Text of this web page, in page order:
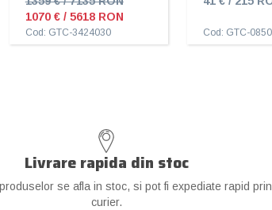
1070 € / 5618 RON
Cod: GTC-3424030 Cod: GTC-
Livrare rapida din stoc
se afla in stoc, si pot fi expediate rapid prin
curier.